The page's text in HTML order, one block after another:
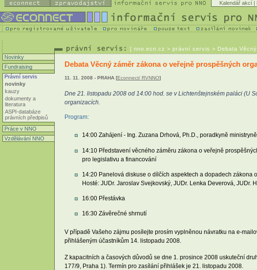
Kalendář akcí |
[ nno.ecn.cz > právní servis > Debata
Novinky
Fundraising
Právní servis
novinky
kauzy
dokumenty a
literatura
ASPI-databáze
právních předpisů
Práce v NNO
Vzdělávání NNO
Debata Věcný záměr zákona o veřejně prospěšných
11. 11. 2008 - PRAHA [Econnect/ RVNNO]
Dne 21. listopadu 2008 od 14:00 hod. se v Lichtenštejnském paláci (U
organizacích.
Program:
14:00 Zahájení - Ing. Zuzana Drhová, Ph.D., poradkyně
14:10 Představení věcného záměru zákona o veřejně
pro legislativu a financování
14:20 Panelová diskuse o dílčích aspektech a dopadech zákona
Hosté: JUDr. Jaroslav Svejkovský, JUDr. Lenka Deverová,
16:00 Přestávka
16:30 Závěrečné shrnutí
V případě Vašeho zájmu posílejte prosím vyplněnou návratku na e-
přihlášeným účastníkům 14. listopadu 2008.
Z kapacitních a časových důvodů se dne 1. prosince 2008 uskuteční
177/9, Praha 1). Termín pro zasílání přihlášek je 21. listopadu 2008.